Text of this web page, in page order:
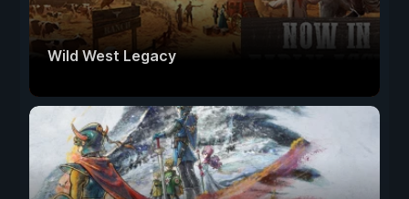
Wild West Legacy